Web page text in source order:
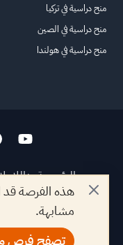
هذه الفرصة
مشابهة.
تصفح فرص
منح دراسية في تركيا
منح دراسية في الصين
منح دراسية في هولندا
الرئيسيةعنا
جميع